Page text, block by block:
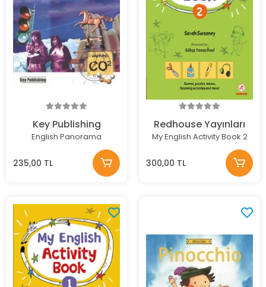
Key Publishing
English Panorama
235,00 TL
Redhouse Yayınları
My English Activity Book 2
300,00 TL